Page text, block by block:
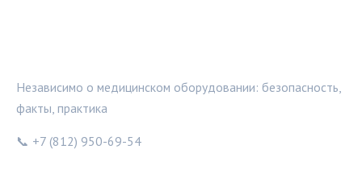
Независимо о медицинском оборудовании: безопасность,
факты, практика
📞 +7 (812) 950-69-54